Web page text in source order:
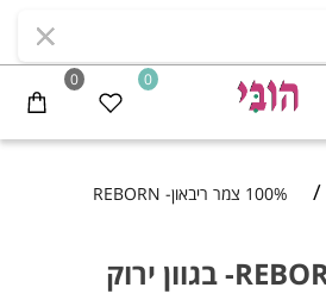
0 0
/ 100% צמר ריבאון- REBORN